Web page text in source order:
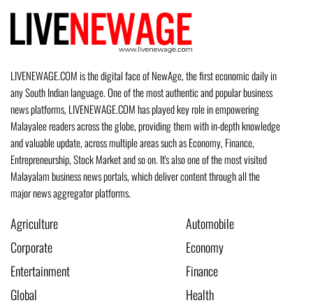
LIVENEWAGE.COM is the digital face of NewAge, the first economic daily in
any South Indian language. One of the most authentic and popular business
news platforms, LIVENEWAGE.COM has played key role in empowering
Malayalee readers across the globe, providing them with in-depth knowledge
and valuable update, across multiple areas such as Economy, Finance,
Entrepreneurship, Stock Market and so on. It's also one of the most visited
Malayalam business news portals, which deliver content through all the
major news aggregator platforms.
Agriculture
Automobile
Corporate
Economy
Entertainment
Finance
Global
Health